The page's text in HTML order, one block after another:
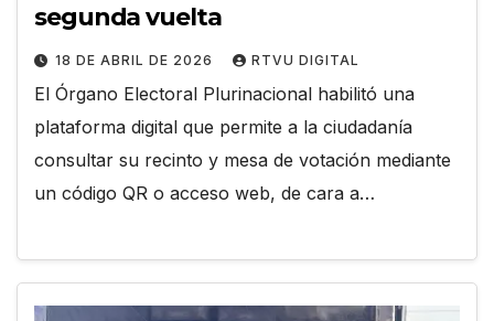
segunda vuelta
18 DE ABRIL DE 2026 RTVU DIGITAL
El Órgano Electoral Plurinacional habilitó una
plataforma digital que permite a la ciudadanía
consultar su recinto y mesa de votación mediante
un código QR o acceso web, de cara a…